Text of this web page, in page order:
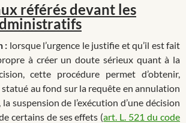
référés devant les
: lorsque l’urgence le justifie et qu’il est fait
à créer un doute sérieux quant à la
cette procédure permet d’obtenir,
statué au fond sur la requête en annulation
suspension de l’exécution d’une décision
certains de ses effets (art. L. 521 du code